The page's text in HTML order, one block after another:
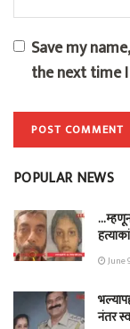
Save my
the next time
POPULAR NEWS
June
नंतर